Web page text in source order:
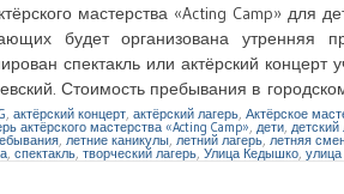
мастерства «Acting Camp» для
будет организована утренняя
спектакль или актёрский концерт
Стоимость пребывания в
актёрский концерт актёрский лагерь Актёрское
актёрского мастерства «Acting Camp» дети детский
летние каникулы летний лагерь, летняя
спектакль творческий лагерь Улица Кедышко